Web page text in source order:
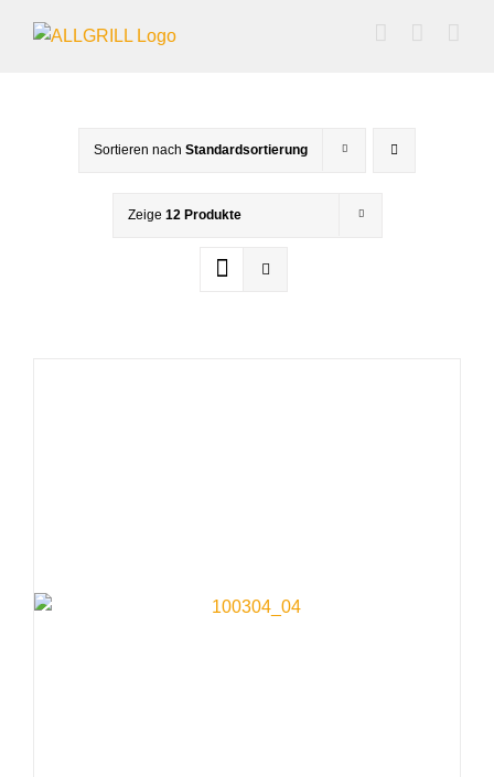
Inhalt
Sortieren nach Standardsortierung
Zeige 12 Produkte